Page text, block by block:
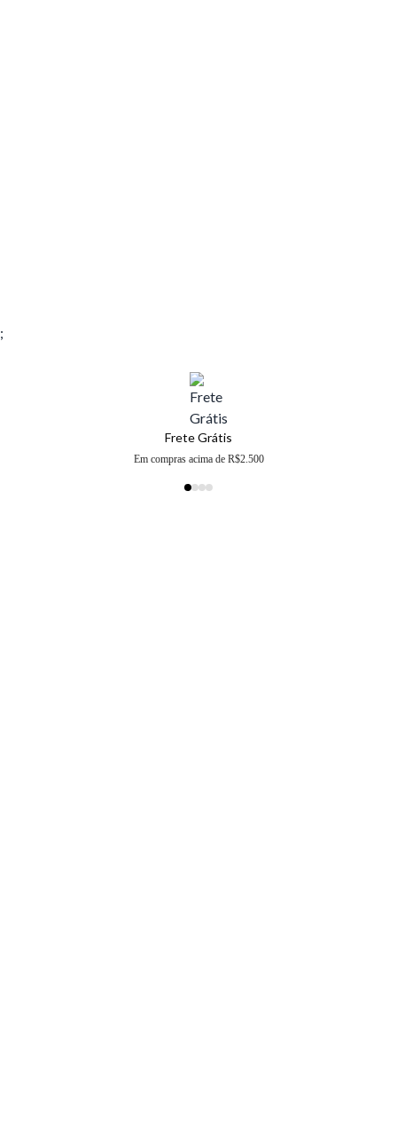
;
Frete Grátis
Em compras acima de R$2.500